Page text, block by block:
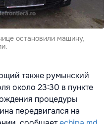
остановили машину,
также румынский
около 23:30 в пункте
процедуры
передвигался на